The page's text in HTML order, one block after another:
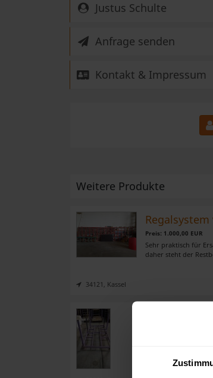
Justus Schulte
Anfrage senden
Kontakt & Impressum
Weitere Produkte
Preis: 1.000,00 EUR
Sehr praktisch für
daher steht der
34121, Kassel